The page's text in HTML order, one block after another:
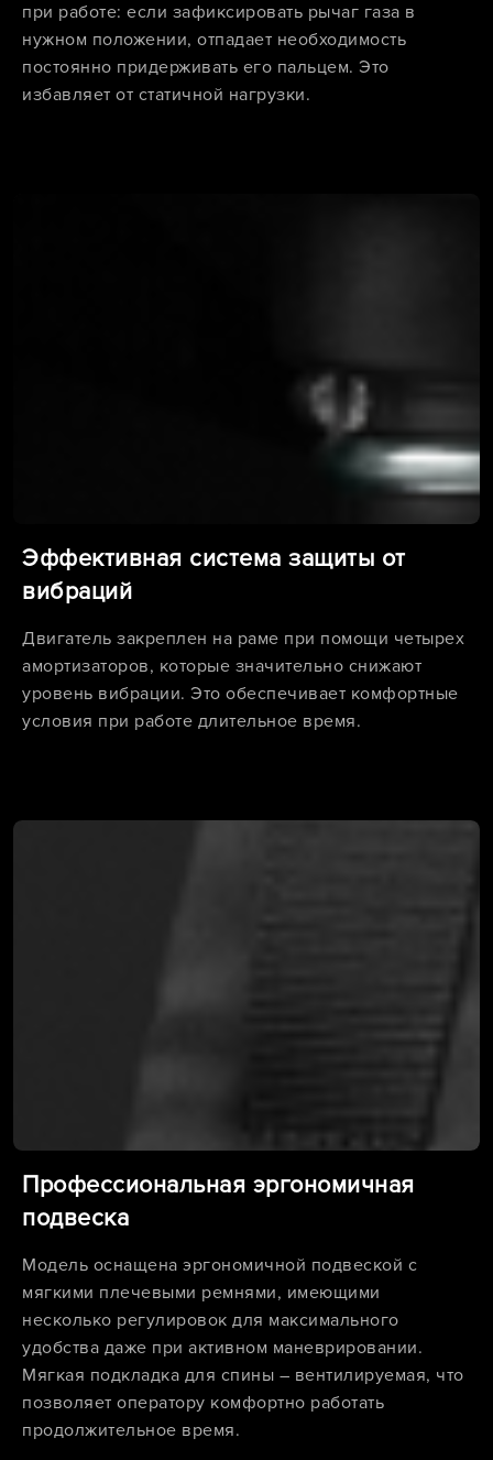
при работе: если зафиксировать рычаг газа в
нужном положении, отпадает необходимость
постоянно придерживать его пальцем. Это
избавляет от статичной нагрузки.
Эффективная система защиты от
вибраций
Двигатель закреплен на раме при помощи четырех
амортизаторов, которые значительно снижают
уровень вибрации. Это обеспечивает комфортные
условия при работе длительное время.
Профессиональная эргономичная
подвеска
Модель оснащена эргономичной подвеской с
мягкими плечевыми ремнями, имеющими
несколько регулировок для максимального
удобства даже при активном маневрировании.
Мягкая подкладка для спины – вентилируемая, что
позволяет оператору комфортно работать
продолжительное время.